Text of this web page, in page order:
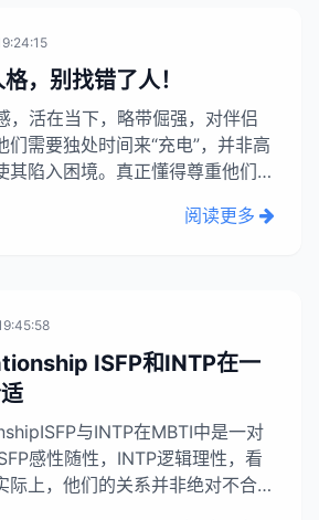
，别找错了人！
，活在当下，略带倔强，对伴侣
们需要独处时间来“充电”，并非高
其陷入困境。真正懂得尊重他们
歌或专注活动时，是在进行内心思
阅读更多
ISFP和INTP在一
与INTP在MBTI中是一对
感性随性，INTP逻辑理性，看
际上，他们的关系并非绝对不合。